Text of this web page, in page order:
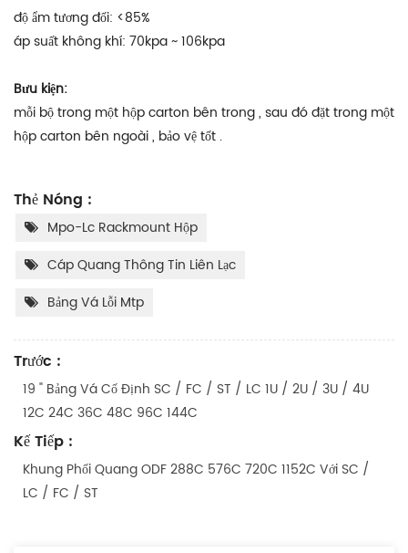
độ ẩm tương đối: <85%
áp suất không khí: 70kpa ~ 106kpa
Bưu kiện:
mỗi bộ trong một hộp carton bên trong , sau đó đặt trong một
hộp carton bên ngoài , bảo vệ tốt .
Thẻ Nóng :
Mpo-Lc Rackmount Hộp
Cáp Quang Thông Tin Liên Lạc
Bảng Vá Lỗi Mtp
Trước :
19 " Bảng Vá Cố Định SC / FC / ST / LC 1U / 2U / 3U / 4U
12C 24C 36C 48C 96C 144C
Kế Tiếp :
Khung Phối Quang ODF 288C 576C 720C 1152C Với SC /
LC / FC / ST